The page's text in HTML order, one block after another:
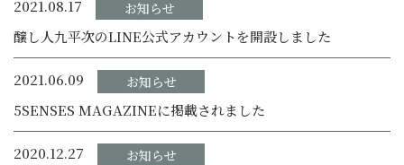
2021.08.17 お知らせ
醸し人九平次のLINE公式アカウントを開設しました
2021.06.09 お知らせ
5SENSES MAGAZINEに掲載されました
2020.12.27 お知らせ